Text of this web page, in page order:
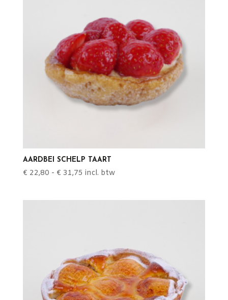
AARDBEI SCHELP TAART
€ 22,80 - € 31,75 Prijsklasse:
incl. btw